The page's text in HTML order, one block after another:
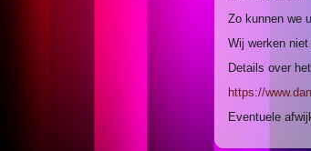
Zo kunnen we
Wij werken
Details over
https://
Eventuele